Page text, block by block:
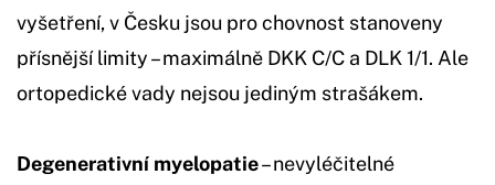
vyšetření, v Česku jsou pro chovnost stanoveny
přísnější limity – maximálně DKK C/C a DLK 1/1. Ale
ortopedické vady nejsou jediným strašákem.
Degenerativní myelopatie– nevyléčitelné